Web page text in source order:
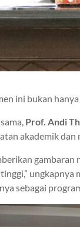
ini bukan
Prof. Andi
akademik
ungkapnya
sebagai